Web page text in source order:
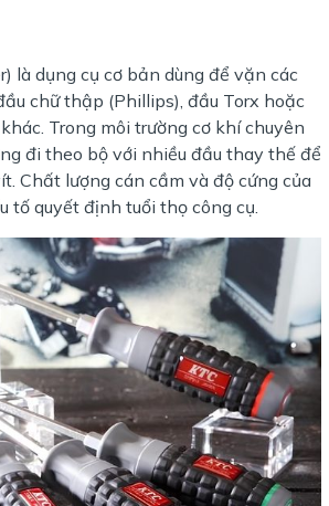
là dụng cụ cơ bản dùng để vặn các
chữ thập (Phillips), đầu Torx hoặc
Trong môi trường cơ khí chuyên
đi theo bộ với nhiều đầu thay thế để
Chất lượng cán cầm và độ cứng của
tố quyết định tuổi thọ công cụ.